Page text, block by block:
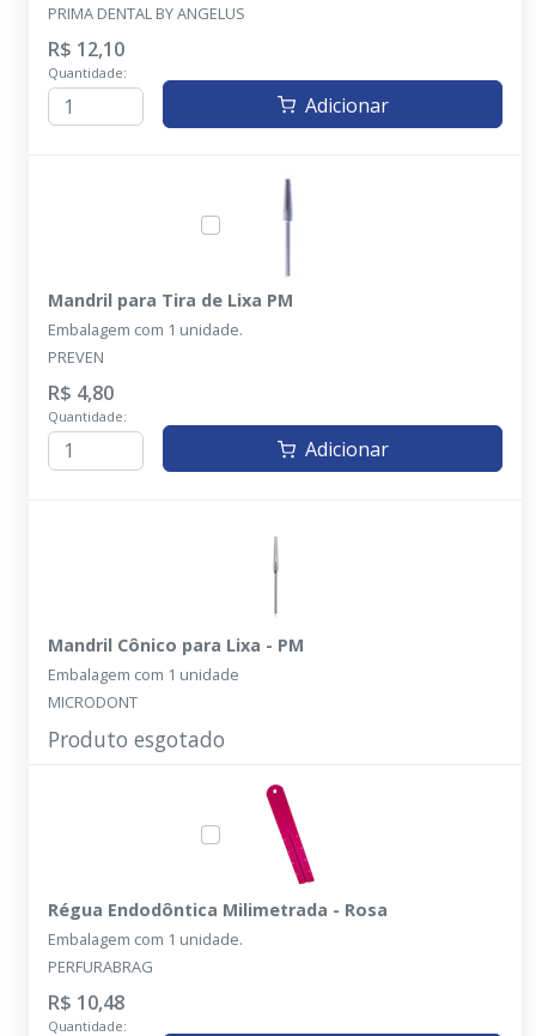
PRIMA DENTAL BY ANGELUS
R$ 12,10
Quantidade:
Adicionar
Mandril para Tira de Lixa PM
Embalagem com 1 unidade.
PREVEN
R$ 4,80
Quantidade:
Adicionar
Mandril Cônico para Lixa - PM
Embalagem com 1 unidade
MICRODONT
Produto esgotado
Régua Endodôntica Milimetrada - Rosa
Embalagem com 1 unidade.
PERFURABRAG
R$ 10,48
Quantidade: